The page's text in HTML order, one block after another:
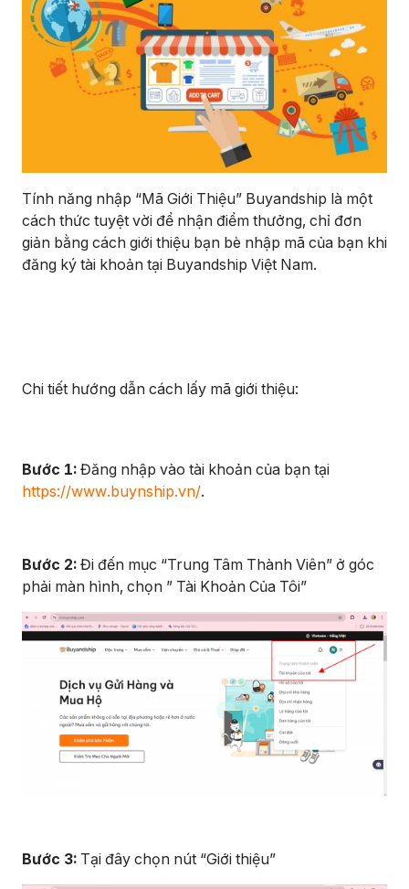
Tính năng nhập “Mã Giới Thiệu” Buyandship là một
cách thức tuyệt vời để nhận điểm thưởng, chỉ đơn
giản bằng cách giới thiệu bạn bè nhập mã của bạn khi
đăng ký tài khoản tại Buyandship Việt Nam.
Chi tiết hướng dẫn cách lấy mã giới thiệu:
Bước 1: Đăng nhập vào tài khoản của bạn tại
https://www.buynship.vn/.
Bước 2: Đi đến mục “Trung Tâm Thành Viên” ở góc
phải màn hình, chọn ” Tài Khoản Của Tôi”
Bước 3: Tại đây chọn nút “Giới thiệu”